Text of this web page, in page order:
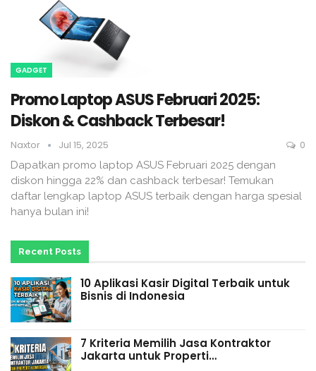
GADGET
Promo Laptop ASUS Februari 2025:
Diskon & Cashback Terbesar!
Naxtor Jul 15, 2025 0
Dapatkan promo laptop ASUS Februari 2025 dengan
diskon hingga 22% dan cashback terbesar! Temukan
daftar lengkap laptop ASUS terbaik dengan harga spesial
hanya bulan ini!
Recent Posts
10 Aplikasi Kasir Digital Terbaik untuk
Bisnis di Indonesia
7 Kriteria Memilih Jasa Kontraktor
Jakarta untuk Properti…